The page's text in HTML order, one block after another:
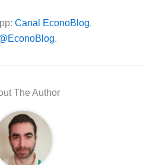
Canal EconoBlog.
.
The Author